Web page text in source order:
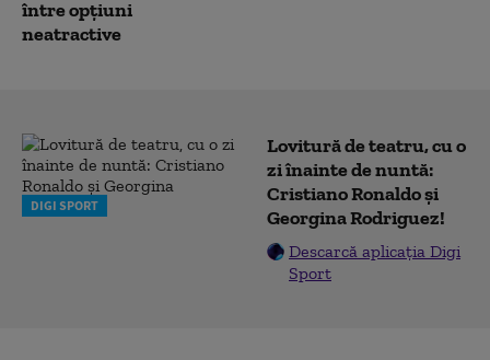
între opțiuni
neatractive
DIGI SPORT
Lovitură de teatru, cu o
zi înainte de nuntă:
Cristiano Ronaldo și
Georgina Rodriguez!
Descarcă aplicația Digi
Sport